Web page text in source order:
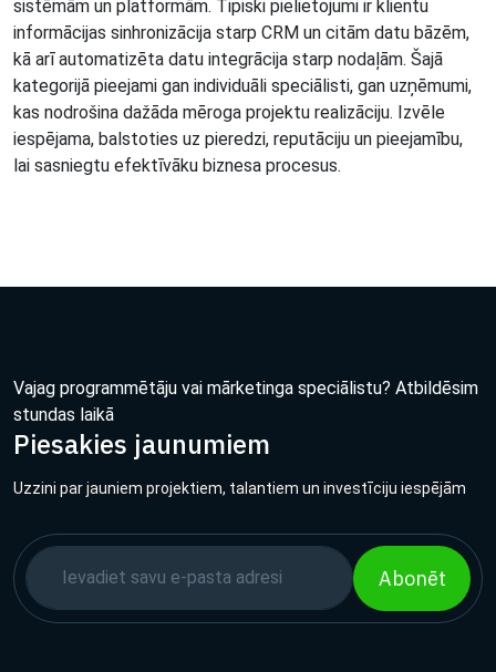
sistēmām un platformām. Tipiski pielietojumi ir klientu
informācijas sinhronizācija starp CRM un citām datu bāzēm,
kā arī automatizēta datu integrācija starp nodaļām. Šajā
kategorijā pieejami gan individuāli speciālisti, gan uzņēmumi,
kas nodrošina dažāda mēroga projektu realizāciju. Izvēle
iespējama, balstoties uz pieredzi, reputāciju un pieejamību,
lai sasniegtu efektīvāku biznesa procesus.
Vajag programmētāju vai mārketinga speciālistu? Atbildēsim
stundas laikā
Piesakies jaunumiem
Uzzini par jauniem projektiem, talantiem un investīciju iespējām
Abonēt